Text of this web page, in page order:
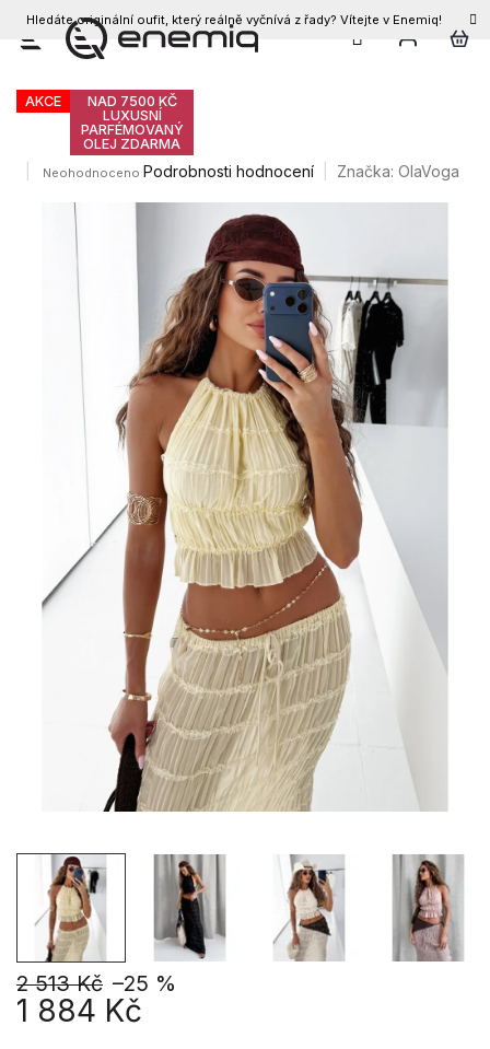
Přejít
Hledáte originální oufit, který reálně vyčnívá z řady? Vítejte v Enemiq!
CZK
Olavoga Anitta set
AKCE
NAD 7500 KČ
LUXUSNÍ
PARFÉMOVANÝ
OLEJ ZDARMA
Průměrné
produktu
hvězdiček.
Neohodnoceno Podrobnosti hodnocení Značka: OlaVoga
2 513 Kč –25 %
1 884 Kč